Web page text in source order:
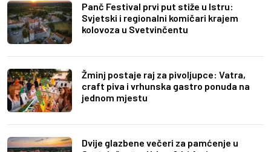
Panč Festival prvi put stiže u Istru:
Svjetski i regionalni komičari krajem
kolovoza u Svetvinčentu
Žminj postaje raj za pivoljupce: Vatra,
craft piva i vrhunska gastro ponuda na
jednom mjestu
Dvije glazbene večeri za pamćenje u